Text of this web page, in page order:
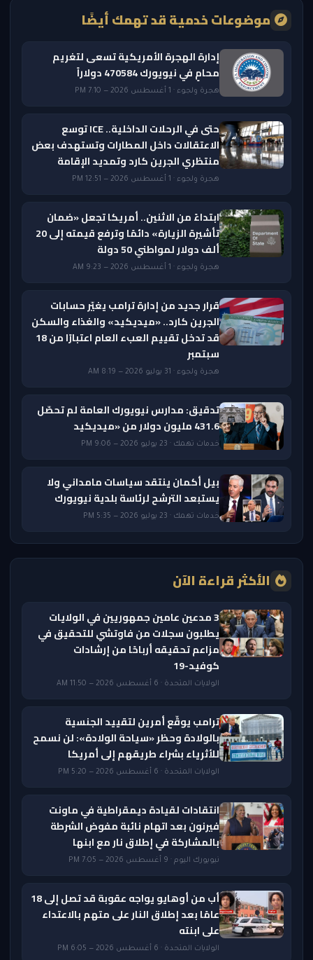
موضوعات خدمية قد تهمك أيضًا
إدارة الهجرة الأمريكية تسعى لتغريم
محامٍ في نيويورك 470584 دولاراً
هجرة ولجوء · 1 أغسطس 2026 — 7:10 PM
حتى في الرحلات الداخلية.. ICE توسع
الاعتقالات داخل المطارات وتستهدف بعض
منتظري الجرين كارد وتمديد الإقامة
هجرة ولجوء · 1 أغسطس 2026 — 12:51 PM
ابتداءً من الاثنين.. أمريكا تجعل «ضمان
تأشيرة الزيارة» دائمًا وترفع قيمته إلى 20
ألف دولار لمواطني 50 دولة
هجرة ولجوء · 1 أغسطس 2026 — 9:23 AM
قرار جديد من إدارة ترامب يغيّر حسابات
الجرين كارد.. «ميديكيد» والغذاء والسكن
قد تدخل تقييم العبء العام اعتبارًا من 18
سبتمبر
هجرة ولجوء · 31 يوليو 2026 — 8:19 AM
تدقيق: مدارس نيويورك العامة لم تحصّل
431.6 مليون دولار من «ميديكيد
خدمات تهمك · 23 يوليو 2026 — 9:06 PM
بيل أكمان ينتقد سياسات مامداني ولا
يستبعد الترشح لرئاسة بلدية نيويورك
خدمات تهمك · 23 يوليو 2026 — 5:35 PM
الأكثر قراءة الآن
3 مدعين عامين جمهوريين في الولايات
يطلبون سجلات من فاوتشي للتحقيق في
مزاعم تحقيقه أرباحًا من إرشادات
كوفيد-19
الولايات المتحدة · 6 أغسطس 2026 — 11:50 AM
ترامب يوقّع أمرين لتقييد الجنسية
بالولادة وحظر «سياحة الولادة»: لن نسمح
للأثرياء بشراء طريقهم إلى أمريكا
الولايات المتحدة · 6 أغسطس 2026 — 5:20 PM
انتقادات لقيادة ديمقراطية في ماونت
فيرنون بعد اتهام نائبة مفوض الشرطة
بالمشاركة في إطلاق نار مع ابنها
نيويورك اليوم · 9 أغسطس 2026 — 7:05 PM
أب من أوهايو يواجه عقوبة قد تصل إلى 18
عامًا بعد إطلاق النار على متهم بالاعتداء
على ابنته
الولايات المتحدة · 6 أغسطس 2026 — 6:05 PM